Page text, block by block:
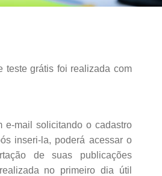
teste grátis foi realizada com
e-mail solicitando o cadastro
inseri-la, poderá acessar o
de suas publicações
no primeiro dia útil